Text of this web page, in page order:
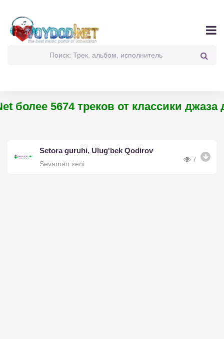
более 5674 треков от классики джаза
Setora guruhi, Ulug'bek Qodirov
Sevaman seni
7